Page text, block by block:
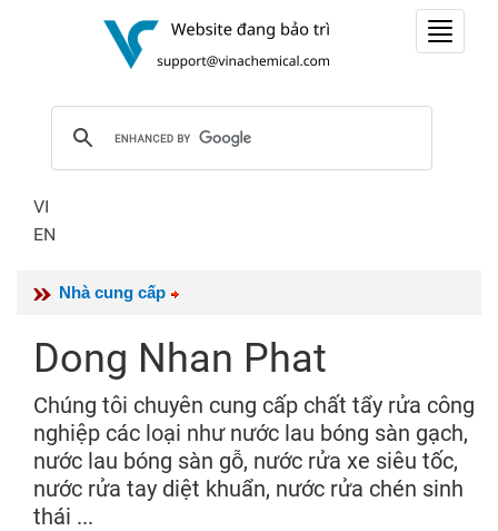
Toggle
VI
EN
Nhà cung cấp
Dong Nhan Phat
Chúng tôi chuyên cung cấp chất tẩy rửa công
nghiệp các loại như nước lau bóng sàn gạch,
nước lau bóng sàn gỗ, nước rửa xe siêu tốc,
nước rửa tay diệt khuẩn, nước rửa chén sinh
thái ...